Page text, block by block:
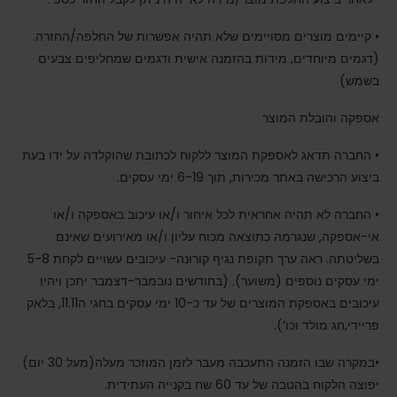
• קיימים מוצרים מסויימים שלא תהיה אפשרות של החלפה/החזרה.
(דגמים מיוחדים, מידות בהזמנה אישית ודגמים שמחליפים צבעים
בשמש)
אספקה והובלת המוצר
• החברה תדאג לאספקת המוצר ללקוח לכתובת שהוקלדה על ידו בעת
ביצוע הרכישה באתר מכירות, תוך 6-19 ימי עסקים.
• החברה לא תהיה אחראית לכל איחור ו/או עיכוב באספקה ו/או
אי-אספקה, שנגרמה כתוצאה מכוח עליון ו/או מאירועים שאינם
בשליטתה. ראה ערך תקופת נגיף קורונה- עיכובים עשויים לקחת 5-8
ימי עסקים נוספים (משוער). (בחודשים נובמבר-דצמבר יתכן ויהיו
עיכובים באספקת המוצרים של עד כ-10 ימי עסקים בחגי ה11.11, בלאק
פריידי,חג מולד וכו’).
•במקרה שבו הזמנה התעכבה מעבר לזמן המוזכר מעלה(מעל 30 יום)
יפוצה הלקוח בהטבה של עד 60 שח בקנייה העתידית.